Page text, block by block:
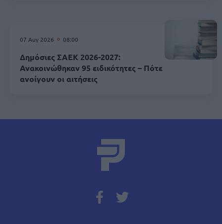
07 Αυγ 2026 08:00
Δημόσιες ΣΑΕΚ 2026-2027:
Ανακοινώθηκαν 95 ειδικότητες – Πότε
ανοίγουν οι αιτήσεις